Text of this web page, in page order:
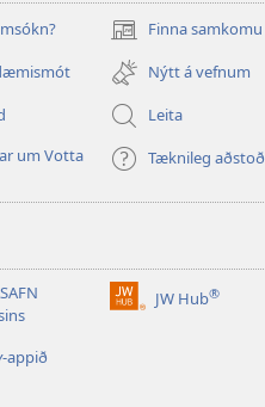
Finna samkomu
(opnast
nýjum
glugga)
Nýtt á vefnum
Leita
um Votta
Tæknileg aðstoð
JW Hub®
(opnast
-appið